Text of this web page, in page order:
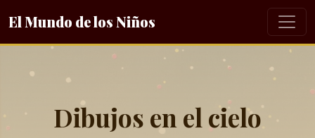
El Mundo de los Niños
Dibujos en el cielo